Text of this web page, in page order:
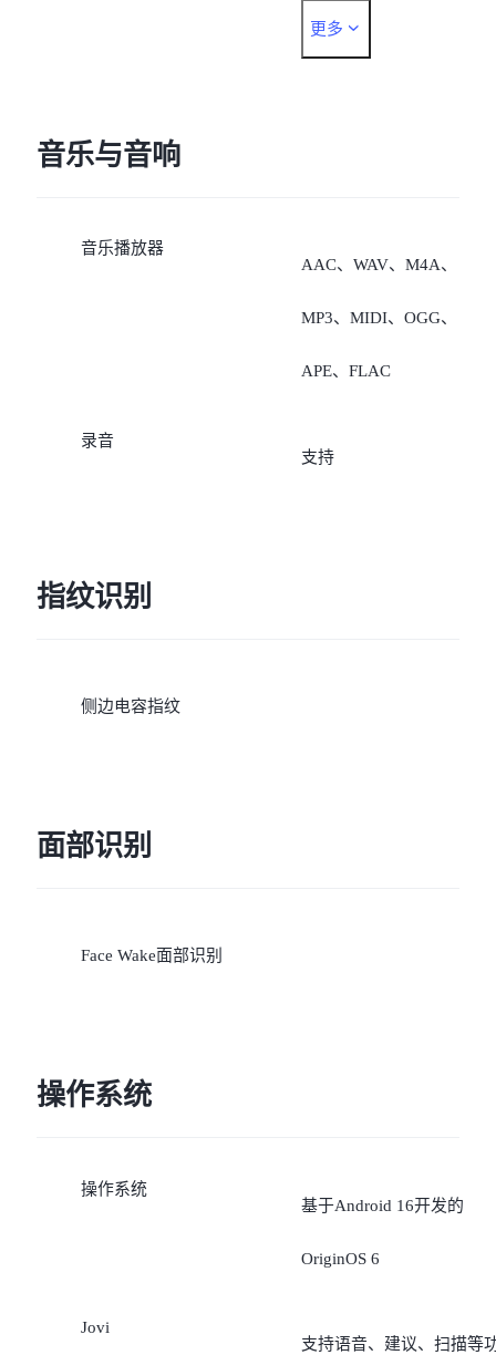
“移动5G/4G/2G、联通
开通VoLTE业务，未开通
更多
音乐与音响
音乐播放器
AAC、WAV、M4A、
MP3、MIDI、OGG、
APE、FLAC
录音
支持
指纹识别
侧边电容指纹
面部识别
Face Wake面部识别
操作系统
操作系统
基于Android 16开发的
OriginOS 6
Jovi
支持语音、建议、扫描等